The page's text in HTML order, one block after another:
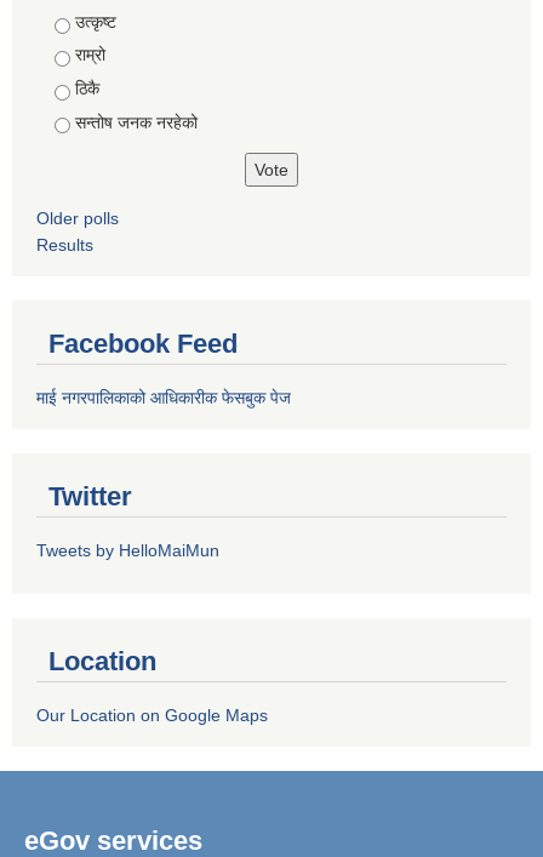
Choices
उत्कृष्ट
राम्रो
ठिकै
सन्तोष जनक नरहेको
Older polls
Results
Facebook Feed
माई नगरपालिकाको आधिकारीक फेसबुक पेज
Twitter
Tweets by HelloMaiMun
Location
Our Location on Google Maps
eGov services